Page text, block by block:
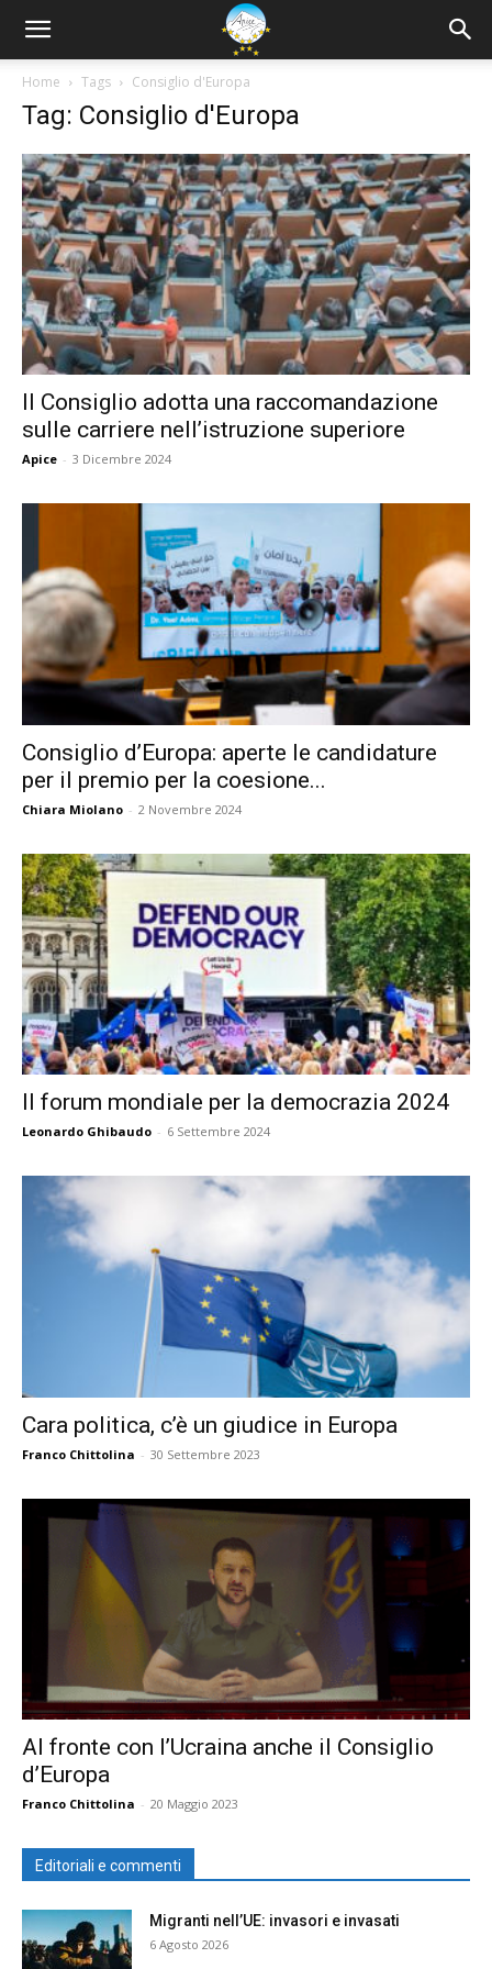
Home Tags Consiglio d'Europa
Tag: Consiglio d'Europa
Il Consiglio adotta una raccomandazione
sulle carriere nell’istruzione superiore
Apice - 3 Dicembre 2024
Consiglio d’Europa: aperte le candidature
per il premio per la coesione...
Chiara Miolano - 2 Novembre 2024
Il forum mondiale per la democrazia 2024
Leonardo Ghibaudo - 6 Settembre 2024
Cara politica, c’è un giudice in Europa
Franco Chittolina - 30 Settembre 2023
Al fronte con l’Ucraina anche il Consiglio
d’Europa
Franco Chittolina - 20 Maggio 2023
Editoriali e commenti
Migranti nell’UE: invasori e invasati
6 Agosto 2026